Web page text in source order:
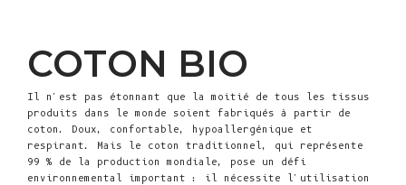
COTON BIO
Il n'est pas étonnant que la moitié de tous les tissus
produits dans le monde soient fabriqués à partir de
coton. Doux, confortable, hypoallergénique et
respirant. Mais le coton traditionnel, qui représente
99 % de la production mondiale, pose un défi
environnemental important : il nécessite l'utilisation